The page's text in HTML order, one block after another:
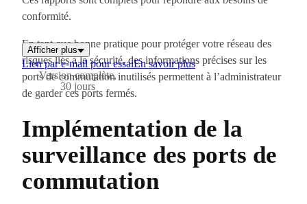
conformité.
En tant que bonne pratique pour protéger votre réseau des
risques liés à la sécurité, des informations précises sur les
ports de commutation inutilisés permettent à l’administrateur
de garder ces ports fermés.
Afficher plus
Lien par e-mail pour essai
Version complète,
30 jours
En savoir plus
Implémentation de la
surveillance des ports de
commutation